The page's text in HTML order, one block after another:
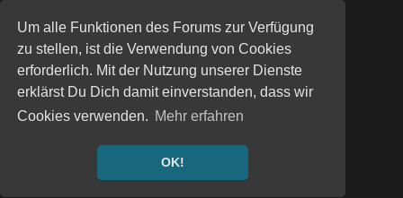
Um alle Funktionen des Forums zur Verfügung
zu stellen, ist die Verwendung von Cookies
erforderlich. Mit der Nutzung unserer Dienste
erklärst Du Dich damit einverstanden, dass wir
Cookies verwenden. Mehr erfahren
OK!